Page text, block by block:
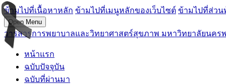
ข้ามไปที่เนื้อหาหลัก ข้ามไปที่เมนูหลักของเว็บไซต์ ข้ามไปที่ส่วน
Open Menu
วารสารการพยาบาลและวิทยาศาสตร์สุขภาพ มหาวิทยาลัยนคร
หน้าแรก
ฉบับปัจจุบัน
ฉบับที่ผ่านมา